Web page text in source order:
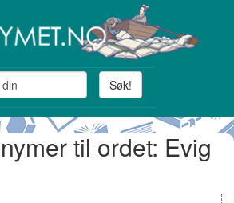
Søk!
til ordet: Evig